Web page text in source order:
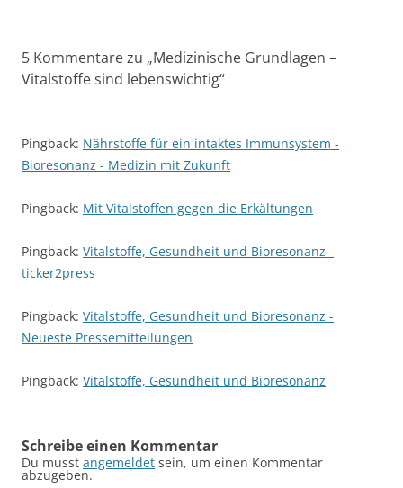
5 Kommentare zu „Medizinische Grundlagen –
Vitalstoffe sind lebenswichtig“
Pingback: Nährstoffe für ein intaktes Immunsystem -
Bioresonanz - Medizin mit Zukunft
Pingback: Mit Vitalstoffen gegen die Erkältungen
Pingback: Vitalstoffe, Gesundheit und Bioresonanz -
ticker2press
Pingback: Vitalstoffe, Gesundheit und Bioresonanz -
Neueste Pressemitteilungen
Pingback: Vitalstoffe, Gesundheit und Bioresonanz
Schreibe einen Kommentar
Du musst angemeldet sein, um einen Kommentar
abzugeben.